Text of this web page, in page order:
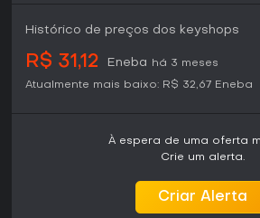
Histórico de preços dos keyshops
R$ 31,12 Eneba
há 3 meses
Atualmente mais baixo: R$ 32,67 Eneba
À espera de uma oferta
Crie um alerta.
Criar Alerta